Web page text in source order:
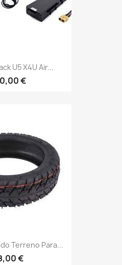
U5 X4U Air...
€
Terreno Para...
€